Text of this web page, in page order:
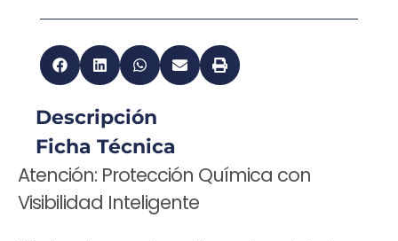
Descripción
Ficha Técnica
Atención: Protección Química con
Visibilidad Inteligente